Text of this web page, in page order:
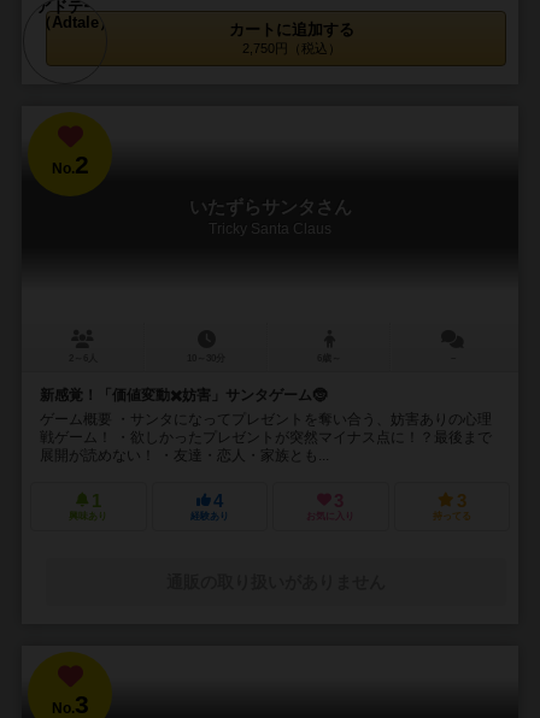
カートに追加する
2,750円（税込）
No.2
いたずらサンタさん
Tricky Santa Claus
新感覚！「価値変動✖️妨害」サンタゲーム🤶
ゲーム概要 ・サンタになってプレゼントを奪い合う、妨害ありの心理
戦ゲーム！ ・欲しかったプレゼントが突然マイナス点に！？最後まで
展開が読めない！ ・友達・恋人・家族とも...
1
興味あり
4
経験あり
3
お気に入り
3
持ってる
No.3